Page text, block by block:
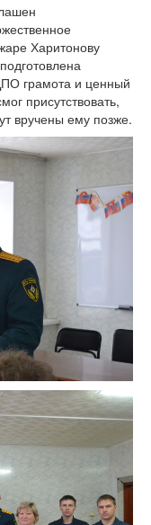
Харитонову
грамота и ценный
присутствовать,
вручены ему позже.